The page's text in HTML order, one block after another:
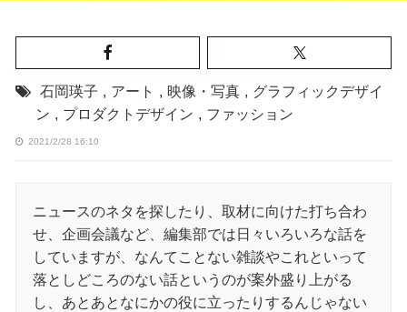
石岡瑛子 , アート , 映像・写真 , グラフィックデザイ
ン , プロダクトデザイン , ファッション
2021/2/28 16:10
ニュースのネタを探したり、取材に向けた打ち合わ
せ、企画会議など、編集部では日々いろいろな話を
していますが、なんてことない雑談やこれといって
落としどころのない話というのが案外盛り上がる
し、あとあとなにかの役に立ったりするんじゃない